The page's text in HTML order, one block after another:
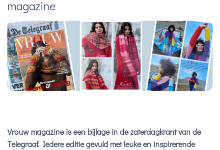
magazine
Vrouw magazine is een bijlage in de zaterdagkrant van de
Telegraaf. Iedere editie gevuld met leuke en inspirerende